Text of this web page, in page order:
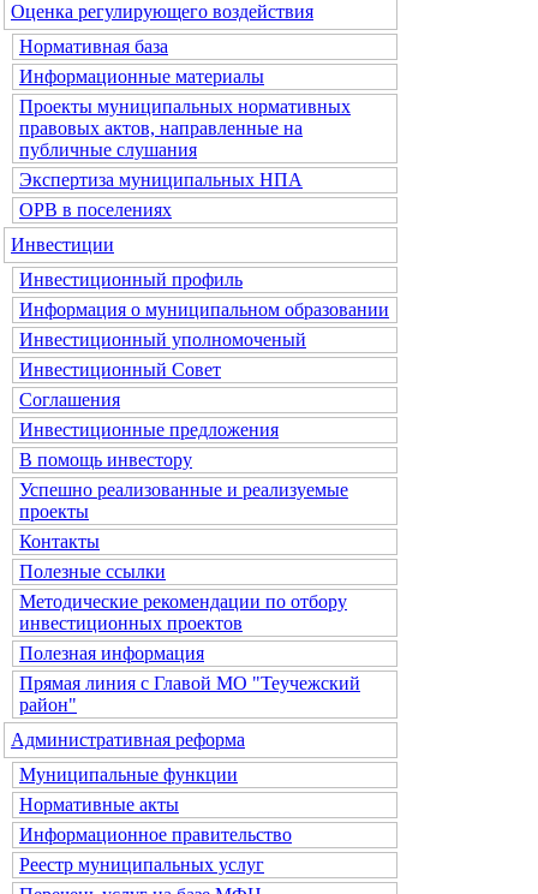
Оценка регулирующего воздействия
Нормативная база
Информационные материалы
Проекты муниципальных нормативных
правовых актов, направленные на
публичные слушания
Экспертиза муниципальных НПА
ОРВ в поселениях
Инвестиции
Инвестиционный профиль
Информация о муниципальном образовании
Инвестиционный уполномоченый
Инвестиционный Совет
Соглашения
Инвестиционные предложения
В помощь инвестору
Успешно реализованные и реализуемые
проекты
Контакты
Полезные ссылки
Методические рекомендации по отбору
инвестиционных проектов
Полезная информация
Прямая линия с Главой МО "Теучежский
район"
Административная реформа
Муниципальные функции
Нормативные акты
Информационное правительство
Реестр муниципальных услуг